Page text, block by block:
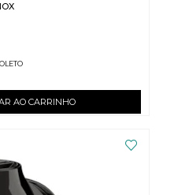
AO CARRINHO